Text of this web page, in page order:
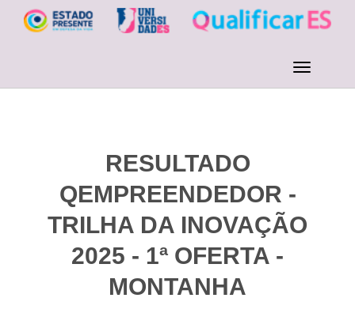
RESULTADO
QEMPREENDEDOR -
TRILHA DA INOVAÇÃO
2025 - 1ª OFERTA -
MONTANHA